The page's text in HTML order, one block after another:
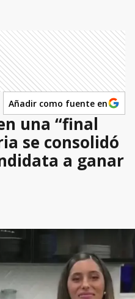
Añadir como fuente en
una “final
se consolidó
a ganar